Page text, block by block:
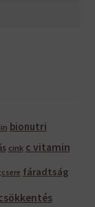
bionutri
cink c vitamin
fáradtság